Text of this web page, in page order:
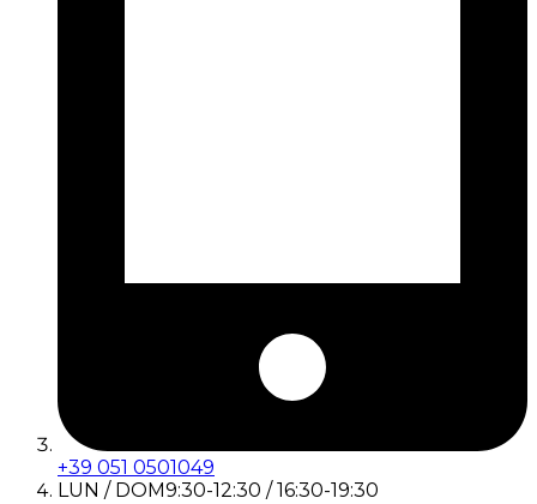
+39 051 0501049
LUN / DOM9:30-12:30 / 16:30-19:30